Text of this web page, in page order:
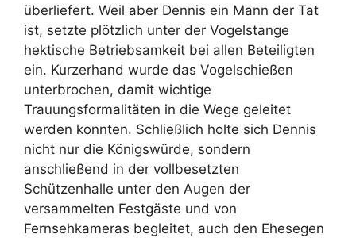
überliefert. Weil aber Dennis ein Mann der Tat
ist, setzte plötzlich unter der Vogelstange
hektische Betriebsamkeit bei allen Beteiligten
ein. Kurzerhand wurde das Vogelschießen
unterbrochen, damit wichtige
Trauungsformalitäten in die Wege geleitet
werden konnten. Schließlich holte sich Dennis
nicht nur die Königswürde, sondern
anschließend in der vollbesetzten
Schützenhalle unter den Augen der
versammelten Festgäste und von
Fernsehkameras begleitet, auch den Ehesegen